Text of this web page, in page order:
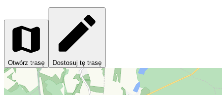
Otwórz trasę Dostosuj tę trasę